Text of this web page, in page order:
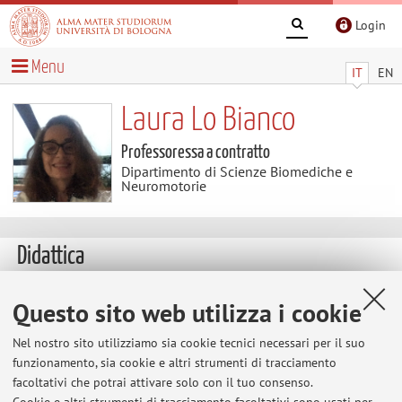
Questo sito web utilizza i cookie
Nel nostro sito utilizziamo sia cookie tecnici necessari per il suo
funzionamento, sia cookie e altri strumenti di tracciamento
facoltativi che potrai attivare solo con il tuo consenso.
Login
IT EN
Menu
Laura Lo Bianco
Professoressa a contratto
Dipartimento di Scienze Biomediche e
Neuromotorie
Didattica
Appelli
d'esame
Insegnamenti